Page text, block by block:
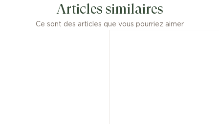
Articles similaires
Ce sont des articles que vous pourriez aimer